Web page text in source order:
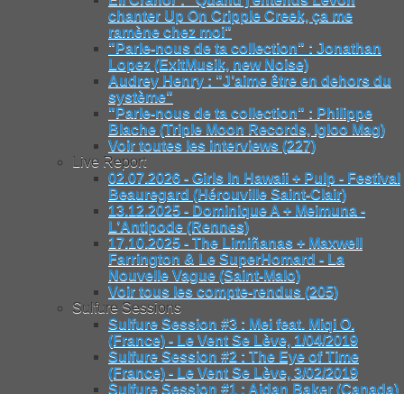
chanter Up On Cripple Creek, ça me
ramène chez moi"
"Parle-nous de ta collection" : Jonathan
Lopez (ExitMusik, new Noise)
Audrey Henry : "J’aime être en dehors du
système"
"Parle-nous de ta collection" : Philippe
Blache (Triple Moon Records, Igloo Mag)
Voir toutes les interviews (227)
Live Report
02.07.2026 - Girls In Hawaii + Pulp - Festival
Beauregard (Hérouville Saint-Clair)
13.12.2025 - Dominique A + Meimuna -
L’Antipode (Rennes)
17.10.2025 - The Limiñanas + Maxwell
Farrington & Le SuperHomard - La
Nouvelle Vague (Saint-Malo)
Voir tous les compte-rendus (205)
Sulfure Sessions
Sulfure Session #3 : Mei feat. Miqi O.
(France) - Le Vent Se Lève, 1/04/2019
Sulfure Session #2 : The Eye of Time
(France) - Le Vent Se Lève, 3/02/2019
Sulfure Session #1 : Aidan Baker (Canada)